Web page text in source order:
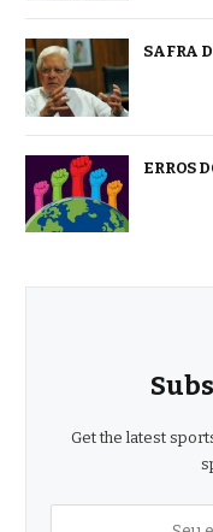
SAFRA
ERROS
Get the latest